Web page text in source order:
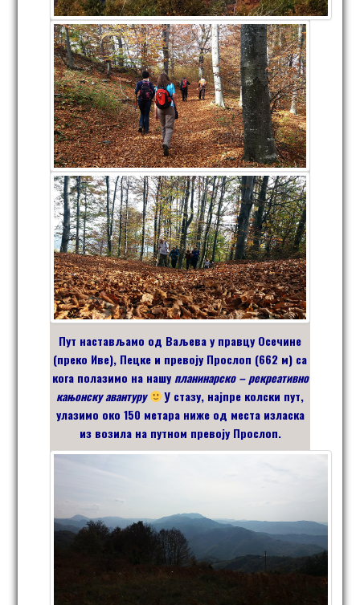
Пут настављамо од Ваљева у правцу Осечине
(преко Иве), Пецке и превоју Прослоп (662 м) са
кога полазимо на нашу планинарско – рекреативно
кањонску авантуру
У стазу, најпре колски пут,
улазимо око 150 метара ниже од места изласка
из возила на путном превоју Прослоп.